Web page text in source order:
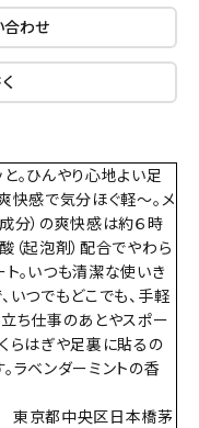
合わせ
。ひんやり心地よい足
快感で気分ほぐ軽～。メ
分）の爽快感は約６時
（起泡剤）配合でやわら
。いつも清潔な使いき
いつでもどこでも、手軽
立ち仕事のあとやスポー
らはぎや足裏に貼るの
ラベンダーミントの香
東京都中央区日本橋茅